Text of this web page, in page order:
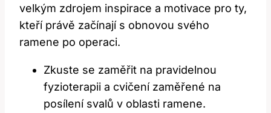
velkým zdrojem inspirace a motivace pro ty,
kteří právě začínají s obnovou svého
ramene po operaci.
Zkuste se zaměřit na pravidelnou
fyzioterapii a cvičení zaměřené na
posílení svalů v oblasti ramene.